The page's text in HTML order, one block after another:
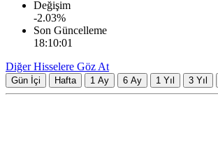
Değişim
-2.03%
Son Güncelleme
18:10:01
Diğer Hisselere Göz At
Gün İçi Hafta 1 Ay 6 Ay 1 Yıl 3 Yıl